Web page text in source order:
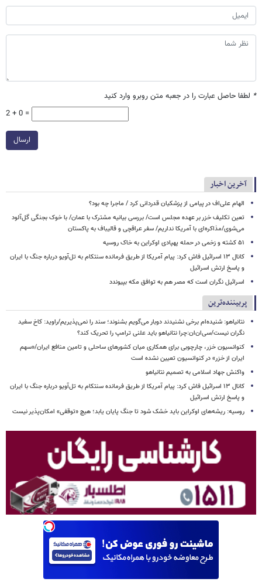
* لطفا حاصل عبارت را در جعبه متن روبرو وارد کنید
2 + 0 =
ارسال
آخرین اخبار
الهام علی‌اف در پیامی از پزشکیان قدردانی کرد / ماجرا چه بود؟
تعین تکلیف خزر بر عهده مجلس است/ بررسی بیانیه مشترک با عمان/ با خوک‌ بجنگی گل‌آلود
می‌شوی/مذاکره‌ای با آمریکا نداریم/ سفر عراقچی و قالیباف به پاکستان
۵۱ کشته و زخمی در حمله پهپادی اوکراین به خاک روسیه
کانال ۱۳ اسرائیل فاش کرد: پیام آمریکا از طریق فرمانده سنتکام به تل‌آویو درباره جنگ با ایران
و پاسخ ارتش اسرائیل
اسرائیل نگران است که مصر هم به توافق مکه بپیوندد
پربیننده‌ترین
نتانیاهو: شنیده‌ام برخی نشنیدند دوبار می‌گویم بشنوند؛ سند را نمی‌پذیریم/راوید: کاخ سفید
نگران نیست/سی‌ان‌ان:چرا نتانیاهو باید علنی ترامپ را تحریک کند؟
کنوانسیون خزر، چارچوبی برای همکاری میان کشورهای ساحلی و تامین منافع ایران/«سهم
ایران از خزر» در کنوانسیون تعیین نشده است
واکنش جهاد اسلامی به تصمیم نتانیاهو
کانال ۱۳ اسرائیل فاش کرد: پیام آمریکا از طریق فرمانده سنتکام به تل‌آویو درباره جنگ با ایران
و پاسخ ارتش اسرائیل
روسیه: ریشه‌های اوکراین باید خشک شود تا جنگ پایان یابد؛ هیچ «توقفی» امکان‌پذیر نیست